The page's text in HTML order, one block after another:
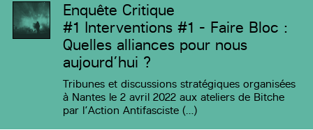
Enquête Critique
#1 Interventions #1 - Faire Bloc :
Quelles alliances pour nous
aujourd’hui ?
Tribunes et discussions stratégiques organisées
à Nantes le 2 avril 2022 aux ateliers de Bitche
par l’Action Antifasciste (…)